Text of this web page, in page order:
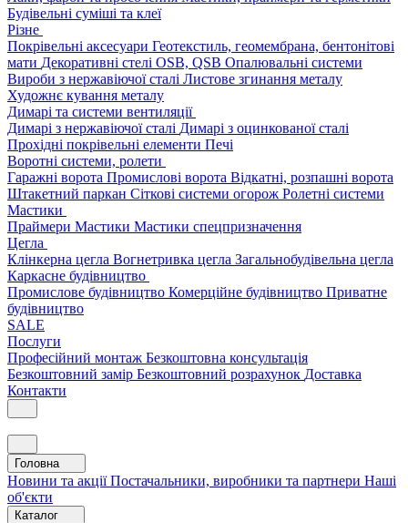
Будівельні суміші та клеї
Різне
Покрівельні аксесуари Геотекстиль, геомембрана, бентонітові
мати Декоративні стелі OSB, QSB Опалювальні системи
Вироби з нержавіючої сталі Листове згинання металу
Художнє кування металу
Димарі та системи вентиляції
Димарі з нержавіючої сталі Димарі з оцинкованої сталі
Прохідні покрівельні елементи Печі
Воротні системи, ролети
Гаражні ворота Промислові ворота Відкатні, розпашні ворота
Штакетний паркан Сіткові системи огорож Ролетні системи
Мастики
Праймери Мастики Мастики спецпризначення
Цегла
Клінкерна цегла Вогнетривка цегла Загальнобудівельна цегла
Каркасне будівництво
Промислове будівництво Комерційне будівництво Приватне
будівництво
SALE
Послуги
Професійний монтаж Безкоштовна консультація
Безкоштовний замір Безкоштовний розрахунок Доставка
Контакти
Головна
Новини та акціїПостачальники, виробники та партнери Наші
об'єкти
Каталог